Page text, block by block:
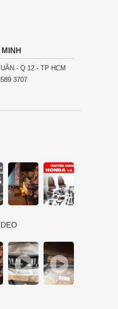
- Q 12 - TP HCM
3707